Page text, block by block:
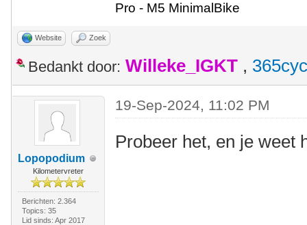
Pro - M5 MinimalBike
Website Zoek
Bedankt door: Willeke_IGKT ,
Lopopodium
Kilometervreter
Berichten: 2.364
Topics: 35
Lid sinds: Apr 2017
19-Sep-2024, 11:02 PM
Probeer het, en je weet